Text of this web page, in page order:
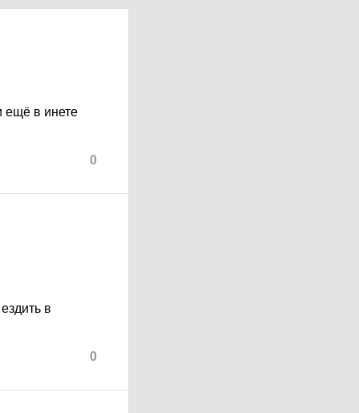
ещё в инете
0
в
0